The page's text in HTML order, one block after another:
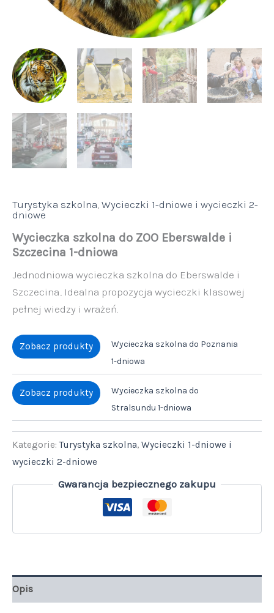
Turystyka szkolna Wycieczki 1-dniowe i wycieczki 2-
dniowe
Wycieczka szkolna do ZOO Eberswalde i
Szczecina 1-dniowa
Jednodniowa wycieczka szkolna do Eberswalde i
Szczecina.. Idealna propozycja wycieczki klasowej
pełnej wiedzy i wrażeń.
Zobacz produkty
Wycieczka szkolna do Poznania
1-dniowa
Zobacz produkty
Wycieczka szkolna do
Stralsundu 1-dniowa
Kategorie:Turystyka szkolna, Wycieczki 1-dniowe i
wycieczki 2-dniowe
Gwarancja bezpiecznego zakupu
Opis